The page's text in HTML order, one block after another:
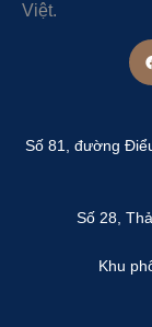
Việt.
Số 81, đường
Số 28,
Khu